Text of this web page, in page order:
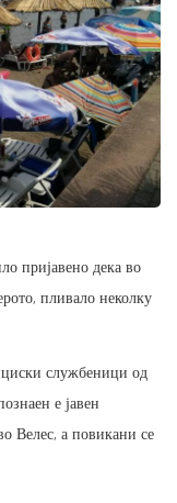
пријавено дека во
пливало неколку
службеници од
е јавен
Велес, а повикани се